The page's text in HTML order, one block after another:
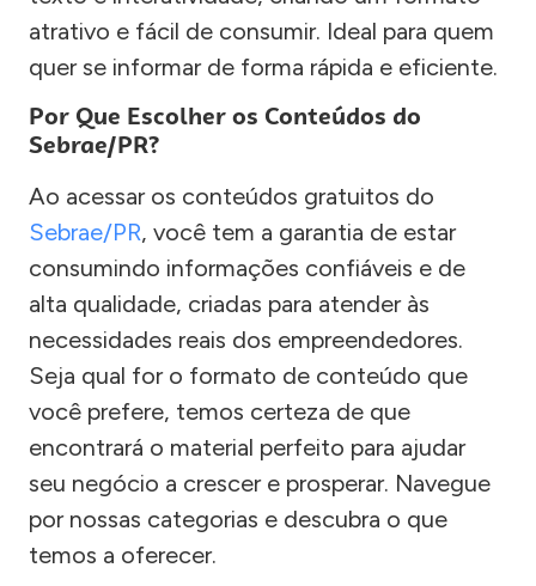
atrativo e fácil de consumir. Ideal para quem
quer se informar de forma rápida e eficiente.
Por Que Escolher os Conteúdos do
Sebrae/PR?
Ao acessar os conteúdos gratuitos do
Sebrae/PR, você tem a garantia de estar
consumindo informações confiáveis e de
alta qualidade, criadas para atender às
necessidades reais dos empreendedores.
Seja qual for o formato de conteúdo que
você prefere, temos certeza de que
encontrará o material perfeito para ajudar
seu negócio a crescer e prosperar. Navegue
por nossas categorias e descubra o que
temos a oferecer.